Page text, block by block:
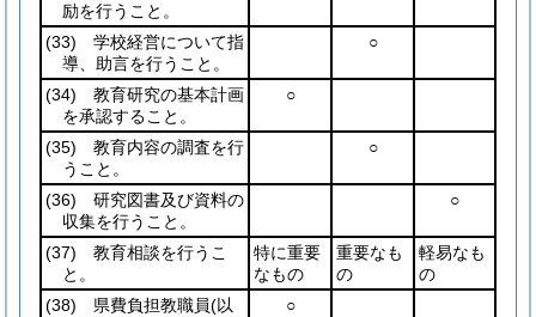
励を行うこと。
(33) 学校経営について指
導、助言を行うこと。
○
(34) 教育研究の基本計画
を承認すること。
○
(35) 教育内容の調査を行
うこと。
○
(36) 研究図書及び資料の
収集を行うこと。
○
(37) 教育相談を行うこ
と。
特に重要
なもの
重要なも
の
軽易なも
の
(38) 県費負担教職員(以
○